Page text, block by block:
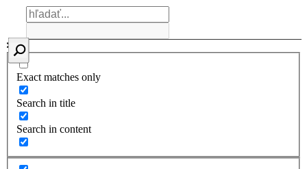
Exact matches only
Search in title
Search in content